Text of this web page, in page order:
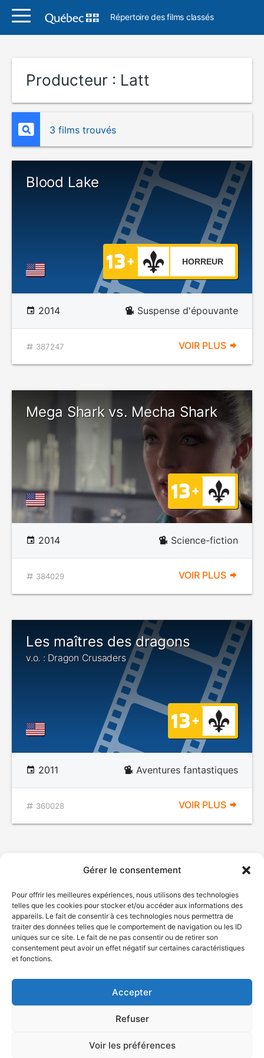
Gérer le consentement
Pour offrir les meilleures expériences, nous utilisons des technologies
telles que les cookies pour stocker et/ou accéder aux informations des
appareils. Le fait de consentir à ces technologies nous permettra de
traiter des données telles que le comportement de navigation ou les ID
uniques sur ce site. Le fait de ne pas consentir ou de retirer son
consentement peut avoir un effet négatif sur certaines caractéristiques
et fonctions.
Accepter
Refuser
Voir les préférences
Répertoire des films classés
Producteur : Latt
3 films trouvés
Blood Lake
HORREUR
2014 Suspense d'épouvante
387247 VOIR PLUS
Mega Shark vs. Mecha Shark
2014 Science-fiction
384029 VOIR PLUS
Les maîtres des dragons
v.o. : Dragon Crusaders
2011 Aventures fantastiques
360028 VOIR PLUS
© Gouvernement du Québec, 2026
Plan du site
Accessibilité
Accès à l'information
Déclaration de services